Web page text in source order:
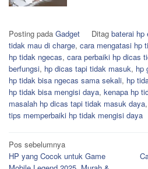
Posting pada Gadget Ditag baterai hp
tidak mau di charge, cara mengatasi hp
hp tidak ngecas, cara perbaiki hp dicas
berfungsi, hp dicas tapi tidak masuk, hp
hp tidak bisa ngecas sama sekali, hp
hp tidak bisa mengisi daya, kenapa hp
masalah hp dicas tapi tidak masuk daya,
tips memperbaiki hp tidak mengisi daya
Navigasi
pos
Pos sebelumnya
HP yang Cocok untuk Game